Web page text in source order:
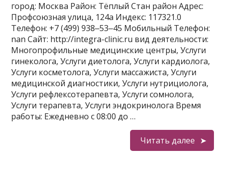
город: Москва Район: Тёплый Стан район Адрес:
Профсоюзная улица, 124а Индекс: 117321.0
Телефон: +7 (499) 938‒53‒45 Мобильный Телефон:
nan Сайт: http://integra-clinic.ru вид деятельности:
Многопрофильные медицинские центры, Услуги
гинеколога, Услуги диетолога, Услуги кардиолога,
Услуги косметолога, Услуги массажиста, Услуги
медицинской диагностики, Услуги нутрициолога,
Услуги рефлексотерапевта, Услуги сомнолога,
Услуги терапевта, Услуги эндокринолога Время
работы: Ежедневно с 08:00 до …
Читать далее